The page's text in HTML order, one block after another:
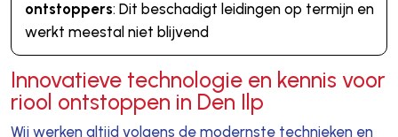
ontstoppers: Dit beschadigt leidingen op termijn en
werkt meestal niet blijvend
Innovatieve technologie en kennis voor
riool ontstoppen in Den Ilp
Wij werken altijd volgens de modernste technieken en